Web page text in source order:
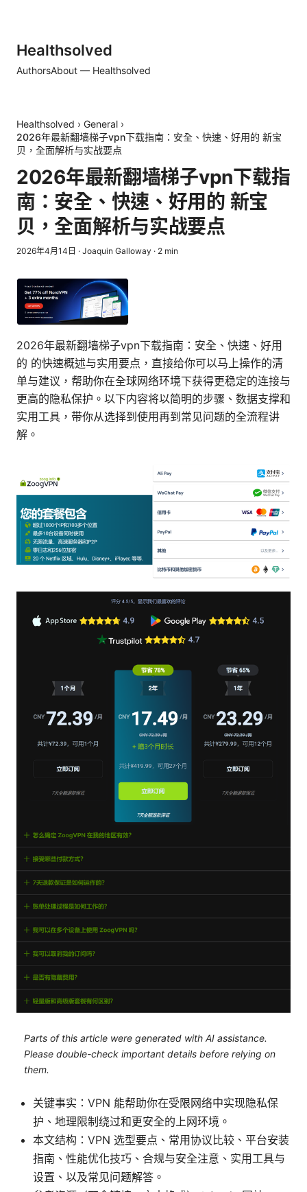
Healthsolved
AuthorsAbout — Healthsolved
Healthsolved › General ›
2026年最新翻墙梯子vpn下载指南：安全、快速、好用的 新宝
贝，全面解析与实战要点
2026年最新翻墙梯子vpn下载指
南：安全、快速、好用的 新宝
贝，全面解析与实战要点
2026年4月14日 · Joaquin Galloway · 2 min
2026年最新翻墙梯子vpn下载指南：安全、快速、好用
的 的快速概述与实用要点，直接给你可以马上操作的清
单与建议，帮助你在全球网络环境下获得更稳定的连接与
更高的隐私保护。以下内容将以简明的步骤、数据支撑和
实用工具，带你从选择到使用再到常见问题的全流程讲
解。
Parts of this article were generated with AI assistance.
Please double-check important details before relying on
them.
关键事实：VPN 能帮助你在受限网络中实现隐私保
护、地理限制绕过和更安全的上网环境。
本文结构：VPN 选型要点、常用协议比较、平台安装
指南、性能优化技巧、合规与安全注意、实用工具与
设置、以及常见问题解答。